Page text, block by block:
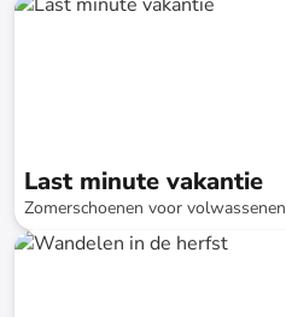
tot-74%*
Last minute vakantie
Zomerschoenen voor volwassenen
tot-70%*